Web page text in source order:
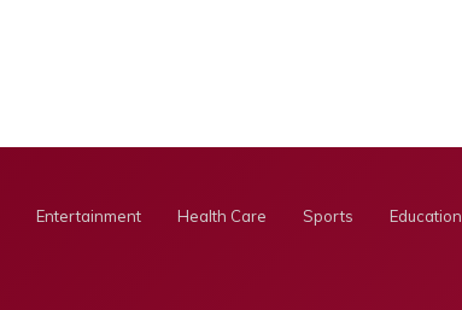
Entertainment Health Care Sports Education